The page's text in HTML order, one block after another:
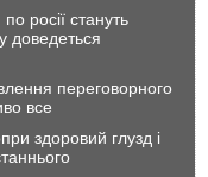
росії стануть
доведеться
переговорного
все
здоровий глузд і